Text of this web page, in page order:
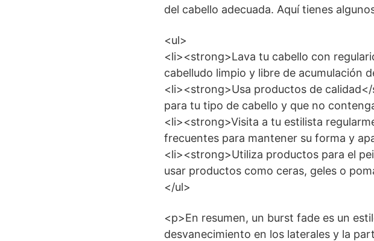
del cabello adecuada. Aquí tienes
<ul>
<li><strong>Lava tu cabello con
cabelludo limpio y libre de acumulación
<li><strong>Usa productos de
para tu tipo de cabello y que no
<li><strong>Visita a tu estilista
frecuentes para mantener su forma y
<li><strong>Utiliza productos para el
usar productos como ceras, geles o
</ul>
<p>En resumen, un burst fade es un
desvanecimiento en los laterales y la